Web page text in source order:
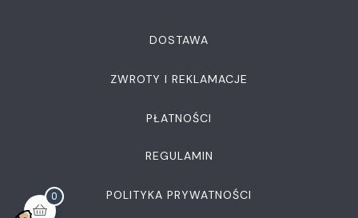
DOSTAWA
ZWROTY I REKLAMACJE
PŁATNOŚCI
REGULAMIN
POLITYKA PRYWATNOŚCI
0